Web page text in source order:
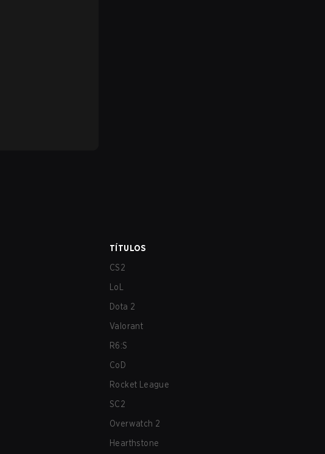
TÍTULOS
CS2
LoL
Dota 2
Valorant
R6:S
CoD
Rocket League
SC2
Overwatch 2
Hearthstone